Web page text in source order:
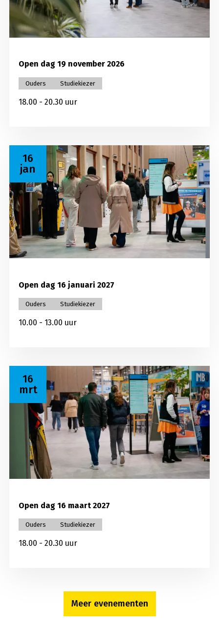
Open dag 19 november 2026
Ouders Studiekiezer
18.00 - 20.30 uur
Open dag 16 januari 2027
Ouders Studiekiezer
10.00 - 13.00 uur
16
jan
Lees meer over Open dag 16 januari 2027
Open dag 16 maart 2027
Ouders Studiekiezer
18.00 - 20.30 uur
16
mrt
Lees meer over Open dag 16 maart 2027
Meer evenementen